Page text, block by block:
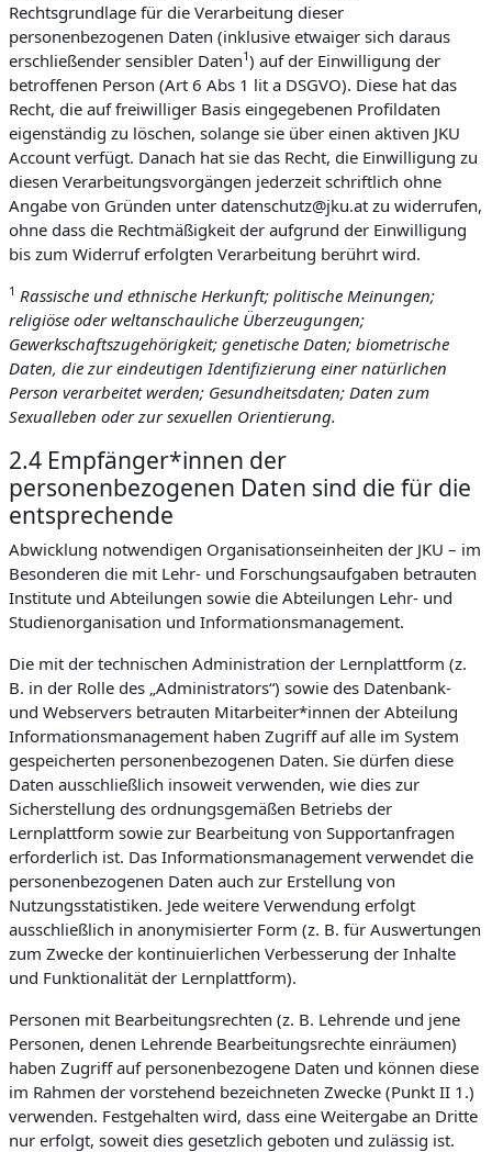
Rechtsgrundlage für die Verarbeitung dieser
personenbezogenen Daten (inklusive etwaiger sich daraus
erschließender sensibler Daten1) auf der Einwilligung der
betroffenen Person (Art 6 Abs 1 lit a DSGVO). Diese hat das
Recht, die auf freiwilliger Basis eingegebenen Profildaten
eigenständig zu löschen, solange sie über einen aktiven JKU
Account verfügt. Danach hat sie das Recht, die Einwilligung zu
diesen Verarbeitungsvorgängen jederzeit schriftlich ohne
Angabe von Gründen unter datenschutz@jku.at zu widerrufen,
ohne dass die Rechtmäßigkeit der aufgrund der Einwilligung
bis zum Widerruf erfolgten Verarbeitung berührt wird.
1 Rassische und ethnische Herkunft; politische Meinungen;
religiöse oder weltanschauliche Überzeugungen;
Gewerkschaftszugehörigkeit; genetische Daten; biometrische
Daten, die zur eindeutigen Identifizierung einer natürlichen
Person verarbeitet werden; Gesundheitsdaten; Daten zum
Sexualleben oder zur sexuellen Orientierung.
2.4 Empfänger*innen der
personenbezogenen Daten sind die für die
entsprechende
Abwicklung notwendigen Organisationseinheiten der JKU – im
Besonderen die mit Lehr- und Forschungsaufgaben betrauten
Institute und Abteilungen sowie die Abteilungen Lehr- und
Studienorganisation und Informationsmanagement.
Die mit der technischen Administration der Lernplattform (z.
B. in der Rolle des „Administrators“) sowie des Datenbank-
und Webservers betrauten Mitarbeiter*innen der Abteilung
Informationsmanagement haben Zugriff auf alle im System
gespeicherten personenbezogenen Daten. Sie dürfen diese
Daten ausschließlich insoweit verwenden, wie dies zur
Sicherstellung des ordnungsgemäßen Betriebs der
Lernplattform sowie zur Bearbeitung von Supportanfragen
erforderlich ist. Das Informationsmanagement verwendet die
personenbezogenen Daten auch zur Erstellung von
Nutzungsstatistiken. Jede weitere Verwendung erfolgt
ausschließlich in anonymisierter Form (z. B. für Auswertungen
zum Zwecke der kontinuierlichen Verbesserung der Inhalte
und Funktionalität der Lernplattform).
Personen mit Bearbeitungsrechten (z. B. Lehrende und jene
Personen, denen Lehrende Bearbeitungsrechte einräumen)
haben Zugriff auf personenbezogene Daten und können diese
im Rahmen der vorstehend bezeichneten Zwecke (Punkt II 1.)
verwenden. Festgehalten wird, dass eine Weitergabe an Dritte
nur erfolgt, soweit dies gesetzlich geboten und zulässig ist.